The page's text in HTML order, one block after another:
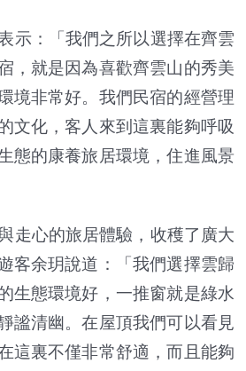
示：「我們之所以選擇在齊雲
，就是因為喜歡齊雲山的秀美
境非常好。我們民宿的經營理
文化，客人來到這裏能夠呼吸
態的康養旅居環境，住進風景
走心的旅居體驗，收穫了廣大
客余玥說道：「我們選擇雲歸
生態環境好，一推窗就是綠水
謐清幽。在屋頂我們可以看見
這裏不僅非常舒適，而且能夠